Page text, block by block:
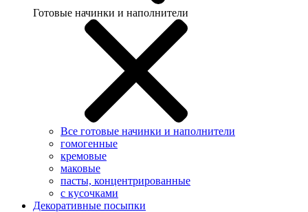
Готовые начинки и наполнители
Все готовые начинки и наполнители
гомогенные
кремовые
маковые
пасты, концентрированные
с кусочками
Декоративные посыпки